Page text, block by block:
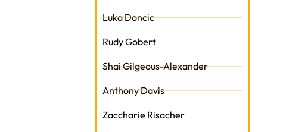
Luka Doncic
Rudy Gobert
Shai Gilgeous-Alexander
Anthony Davis
Zaccharie Risacher